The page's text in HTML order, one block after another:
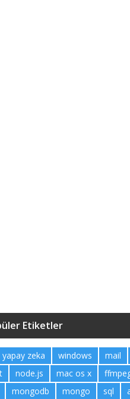
Etiketler
yapay zeka windows mail
node.js mac os x
mongodb mongo sql